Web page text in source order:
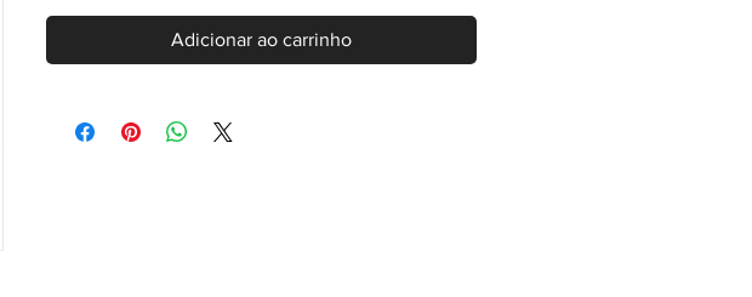
Adicionar ao carrinho